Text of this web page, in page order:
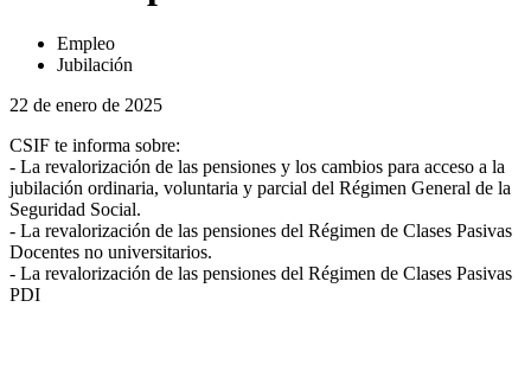
Empleo
Jubilación
22 de enero de 2025
CSIF te informa sobre:
- La revalorización de las pensiones y los cambios para acceso a la
jubilación ordinaria, voluntaria y parcial del Régimen General de la
Seguridad Social.
- La revalorización de las pensiones del Régimen de Clases Pasivas
Docentes no universitarios.
- La revalorización de las pensiones del Régimen de Clases Pasivas
PDI